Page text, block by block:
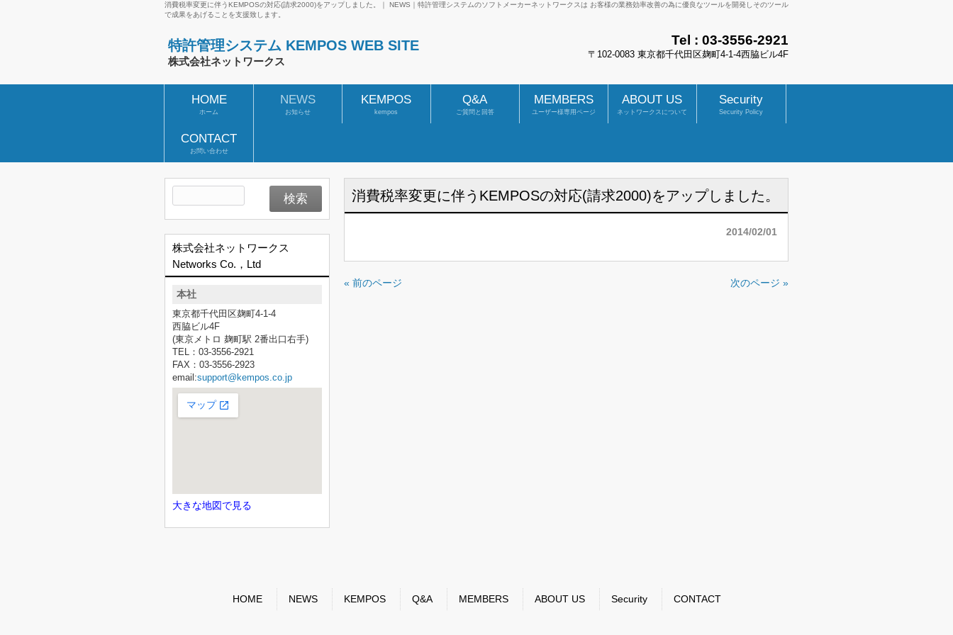
消費税率変更に伴うKEMPOSの対応(請求2000)をアップしました。｜ NEWS｜特許管理システムのソフトメーカーネットワークスは お客様の業務効率改善の為に優良なツールを開発しそのツール
で成果をあげることを支援致します。
特許管理システム KEMPOS WEB SITE
株式会社ネットワークス
Tel : 03-3556-2921
〒102-0083 東京都千代田区麹町4-1-4西脇ビル4F
HOME
ホーム
NEWS
お知らせ
KEMPOS
kempos
Q&A
ご質問と回答
MEMBERS
ユーザー様専用ページ
ABOUT US
ネットワークスについて
Security
Security Policy
CONTACT
お問い合わせ
消費税率変更に伴うKEMPOSの対応(請求2000)をアップしました。
2014/02/01
« 前のページ 次のページ »
株式会社ネットワークス
Networks Co.，Ltd
本社
東京都千代田区麹町4-1-4
西脇ビル4F
(東京メトロ 麹町駅 2番出口右手)
TEL：03-3556-2921
FAX：03-3556-2923
email:support@kempos.co.jp
大きな地図で見る
HOME NEWS KEMPOS Q&A MEMBERS ABOUT US Security CONTACT